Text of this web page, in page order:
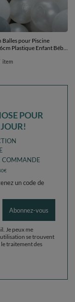
pour Piscine
Plastique Enfant Bébé
item
POUR
COMMANDE
un code de
Abonnez-vous
Je peux me
se trouvent
traitement des